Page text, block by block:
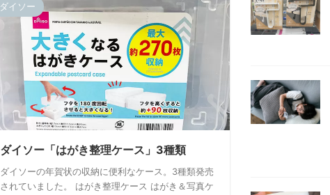
ダイソー
ダイソー「はがき整理ケース」3種類
ダイソーの年賀状の収納に便利なケース。3種類発売
されていました。 はがき整理ケース はがき＆写真ケ